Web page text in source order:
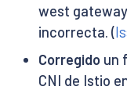
west
incorrecta. (
Corregidoun
CNI de Istio